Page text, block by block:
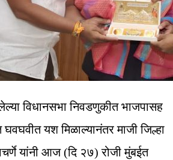
विधानसभा निवडणुकीत भाजपासह
घवघवीत यश मिळाल्यानंतर माजी जिल्हा
यांनी आज (दि २७) रोजी मुंबईत